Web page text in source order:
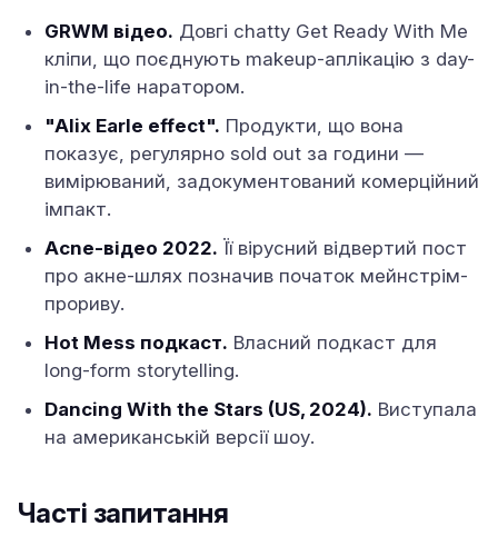
GRWM відео. Довгі chatty Get Ready With Me
кліпи, що поєднують makeup-аплікацію з day-
in-the-life наратором.
"Alix Earle effect". Продукти, що вона
показує, регулярно sold out за години —
вимірюваний, задокументований комерційний
імпакт.
Acne-відео 2022. Її вірусний відвертий пост
про акне-шлях позначив початок мейнстрім-
прориву.
Hot Mess подкаст. Власний подкаст для
long-form storytelling.
Dancing With the Stars (US, 2024). Виступала
на американській версії шоу.
Часті запитання